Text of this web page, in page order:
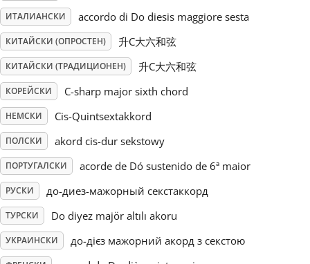
Svenska
Tiếng Việt
Türkçe
Українська
繁體中文
ИТАЛИАНСКИ accordo di Do diesis maggiore sesta
КИТАЙСКИ (ОПРОСТЕН) 升C大六和弦
КИТАЙСКИ (ТРАДИЦИОНЕН) 升C大六和弦
КОРЕЙСКИ C-sharp major sixth chord
НЕМСКИ Cis-Quintsextakkord
ПОЛСКИ akord cis-dur sekstowy
ПОРТУГАЛСКИ acorde de Dó sustenido de 6ª maior
РУСКИ до-диез-мажорный секстаккорд
ТУРСКИ Do diyez majör altılı akoru
УКРАИНСКИ до-дієз мажорний акорд з секстою